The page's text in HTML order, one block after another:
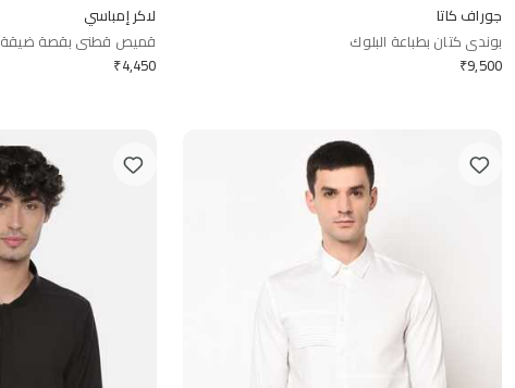
جوراف كاتا
بوندي كتان بطباعة البلوك
₹9,500
لاكر إمباسي
قميص قطني بقصة ضيقة
₹4,450